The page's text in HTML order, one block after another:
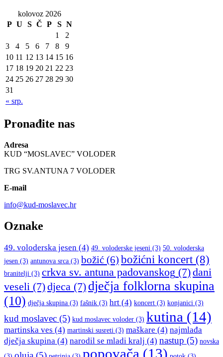
kolovoz 2026
P U S Č P S N
« srp.
1
2
3
4 5 6 7 8
9
10 11 12 13 14 15 16
17 18 19 20 21 22 23
24 25 26 27 28 29 30
31
Pronađite nas
Adresa
KUD “MOSLAVEC” VOLODER
TRG SV.ANTUNA 7 VOLODER
E-mail
info@kud-moslavec.hr
Oznake
49. voloderska jesen (4) 49. voloderske jeseni (3) 50. voloderska
jesen (3) antunova srca (3) božić (6) božićni koncert (8)
branitelji (3) crkva sv. antuna padovanskog (7)dani
veseli (7)djeca (7) dječja folklorna skupina
(10) dječja skupina (3) fašnik (3) hrt (4) koncert (3) konjanici (3)
kud moslavec (5) kud moslavec voloder (3) kutina (14)
martinska ves (4) martinski susreti (3) maškare (4) najmlađa
dječja skupina (4) narodil se mladi kralj (4) nastup (5) novska
popovača (13)